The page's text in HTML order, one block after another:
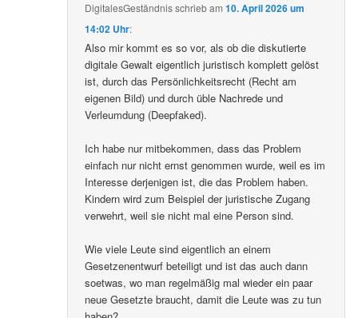
DigitalesGeständnisschriebam10. April 2026 um
14:02 Uhr:
Also mir kommt es so vor, als ob die diskutierte
digitale Gewalt eigentlich juristisch komplett gelöst
ist, durch das Persönlichkeitsrecht (Recht am
eigenen Bild) und durch üble Nachrede und
Verleumdung (Deepfaked).
Ich habe nur mitbekommen, dass das Problem
einfach nur nicht ernst genommen wurde, weil es im
Interesse derjenigen ist, die das Problem haben.
Kindern wird zum Beispiel der juristische Zugang
verwehrt, weil sie nicht mal eine Person sind.
Wie viele Leute sind eigentlich an einem
Gesetzenentwurf beteiligt und ist das auch dann
soetwas, wo man regelmäßig mal wieder ein paar
neue Gesetzte braucht, damit die Leute was zu tun